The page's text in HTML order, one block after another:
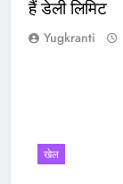
हैं डेली लिमिट
Yugkranti
खेल